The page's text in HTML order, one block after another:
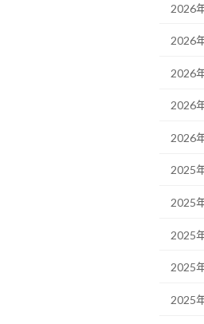
2026
2026
2026
2026
2026
2025
2025
2025
2025
2025